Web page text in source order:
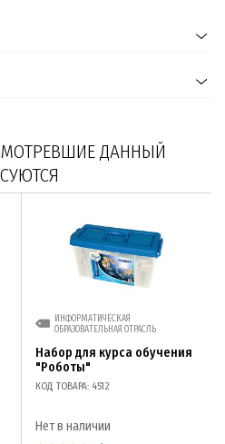
ДАННЫЙ
ИНФОРМАТИЧЕСКАЯ
ОБРАЗОВАТЕЛЬНАЯ ОТРАСЛЬ
Набор для курса обучения
"Роботы"
КОД ТОВАРА: 4512
Нет в наличии